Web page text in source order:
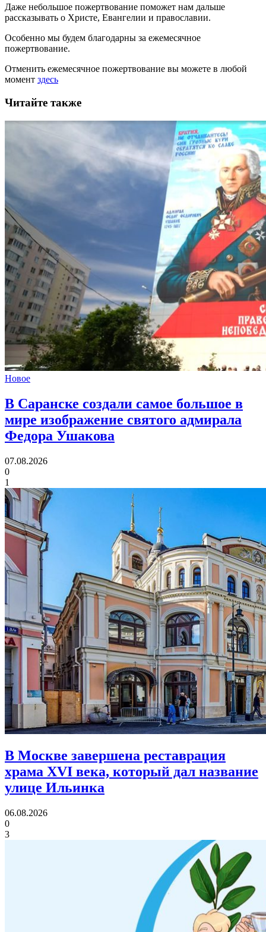
Даже небольшое пожертвование поможет нам дальше
рассказывать о Христе, Евангелии и православии.
Особенно мы будем благодарны за ежемесячное
пожертвование.
Отменить ежемесячное пожертвование вы можете в любой
момент здесь
Читайте также
Новое
В Саранске создали самое большое в
мире изображение святого адмирала
Федора Ушакова
07.08.2026
0
1
В Москве завершена реставрация
храма XVI века, который дал название
улице Ильинка
06.08.2026
0
3